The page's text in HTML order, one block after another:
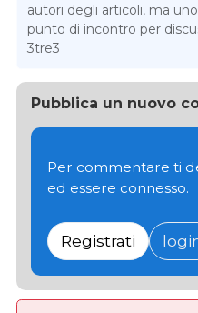
autori degli articoli, ma
punto di incontro per
3tre3
Pubblica un nuovo
Per commentare ti
ed essere connesso.
Registrati